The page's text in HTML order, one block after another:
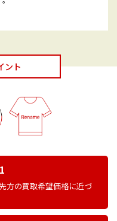
ント
方の買取希望価格に近づ